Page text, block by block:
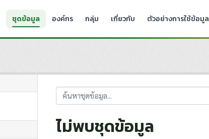
ชุดข้อมูล องค์กร กลุ่ม เกี่ยวกับ ตัวอย่างการใช้ข้อมูล
ไม่พบชุดข้อมูล